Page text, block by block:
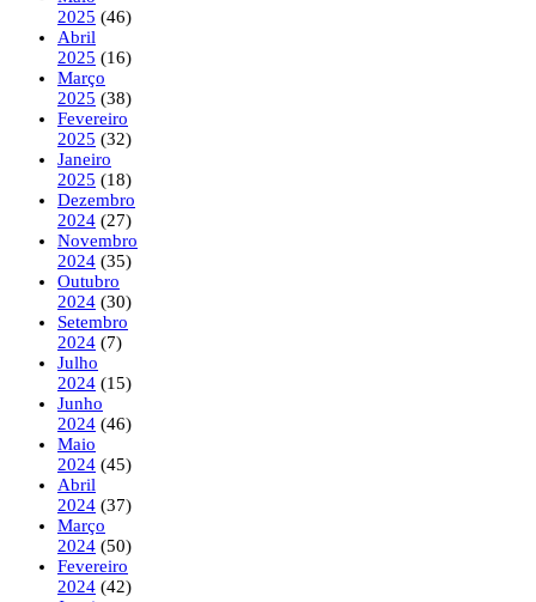
2025 (46)
Abril
2025 (16)
Março
2025 (38)
Fevereiro
2025 (32)
Janeiro
2025 (18)
Dezembro
2024 (27)
Novembro
2024 (35)
Outubro
2024 (30)
Setembro
2024 (7)
Julho
2024 (15)
Junho
2024 (46)
Maio
2024 (45)
Abril
2024 (37)
Março
2024 (50)
Fevereiro
2024 (42)